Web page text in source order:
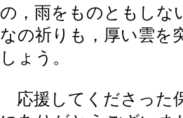
の，雨をものともしな
なの祈りも，厚い雲を
しょう。
応援してくださった